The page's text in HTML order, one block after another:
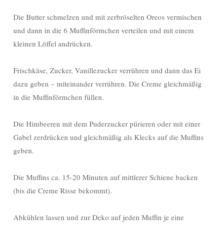
Die Butter schmelzen und mit zerbröselten Oreos vermischen
und dann in die 6 Muffinförmchen verteilen und mit einem
kleinen Löffel andrücken.
Frischkäse, Zucker, Vanillezucker verrühren und dann das Ei
dazu geben – miteinander verrühren. Die Creme gleichmäßig
in die Muffinförmchen füllen.
Die Himbeeren mit dem Puderzucker pürieren oder mit einer
Gabel zerdrücken und gleichmäßig als Klecks auf die Muffins
geben.
Die Muffins ca. 15-20 Minuten auf mittlerer Schiene backen
(bis die Creme Risse bekommt).
Abkühlen lassen und zur Deko auf jeden Muffin je eine